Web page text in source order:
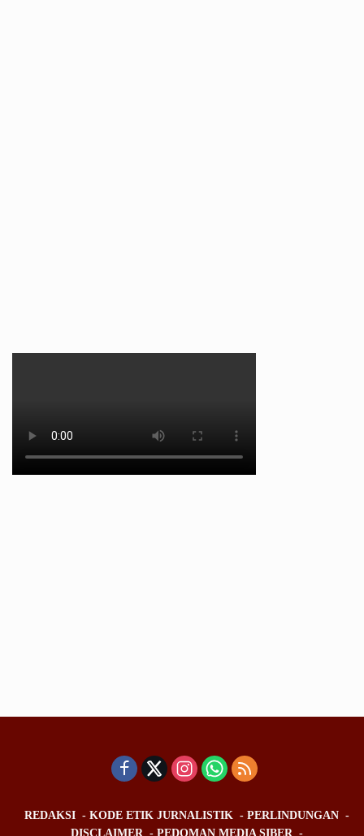
REDAKSI KODE ETIK JURNALISTIK
PERLINDUNGAN
DISCLAIMER
PEDOMAN MEDIA SIBER